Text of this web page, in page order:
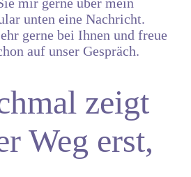
unten eine Nachricht.
gerne bei Ihnen und freue
auf unser Gespräch.
zeigt
Weg erst,